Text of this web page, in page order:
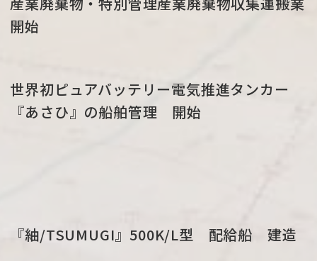
開始
世界初ピュアバッテリー電気推進タンカー
『あさひ』の船舶管理 開始
『紬/TSUMUGI』500K/L型 配給船 建造